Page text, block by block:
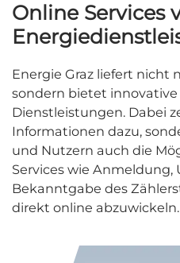
Online Services
Energie Graz liefert nicht
sondern bietet innovative
Dienstleistungen. Dabei
Informationen dazu,
und Nutzern auch die
Services wie Anmeldung,
Bekanntgabe des
direkt online abzuwickeln.